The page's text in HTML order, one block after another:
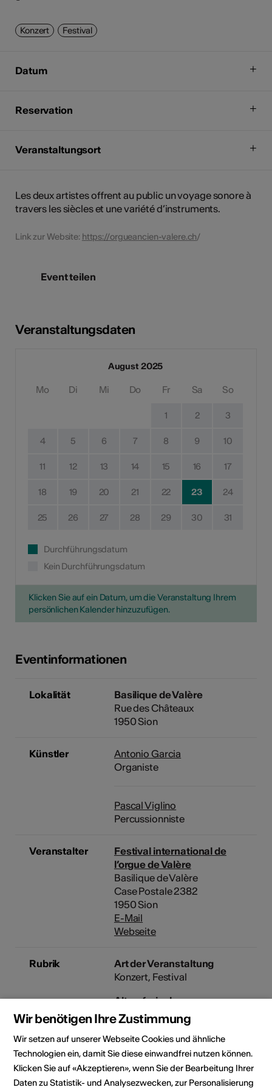
Konzert Festival
Datum
Reservation
Veranstaltungsort
Les deux artistes offrent au public un voyage sonore à
travers les siècles et une variété d’instruments.
Link zur Website: https://orgueancien-valere.ch/
Event teilen
Veranstaltungsdaten
August 2025
Mo Di Mi Do Fr Sa So
1 2 3
4 5 6 7 8 9 10
11 12 13 14 15 16 17
18 19 20 21 22 23 24
25 26 27 28 29 30 31
Durchführungsdatum
Kein Durchführungsdatum
Klicken Sie auf ein Datum, um die Veranstaltung Ihrem
persönlichen Kalender hinzuzufügen.
Eventinformationen
Lokalität
Basilique de Valère
Rue des Châteaux
1950 Sion
Künstler
Antonio Garcia
Organiste
Pascal Viglino
Percussionniste
Veranstalter
Festival international de
l’orgue de Valère
Basilique de Valère
Case Postale 2382
1950 Sion
E-Mail
Webseite
Rubrik
Art der Veranstaltung
Konzert Festival
Altersfreigabe
Für alle
Veranstaltungsort
Wir benötigen Ihre Zustimmung
Wir setzen auf unserer Webseite Cookies und ähnliche
Technologien ein, damit Sie diese einwandfrei nutzen können.
Klicken Sie auf «Akzeptieren», wenn Sie der Bearbeitung Ihrer
Daten zu Statistik- und Analysezwecken, zur Personalisierung